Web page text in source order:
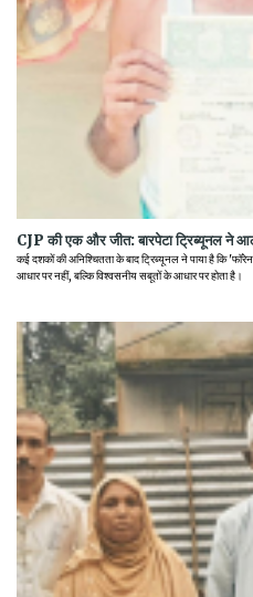
CJP की एक और जीत: बारपेटा ट्रिब्यूनल ने
कई दशकों की अनिश्चितता के बाद ट्रिब्यूनल ने पाया है कि
आधार पर नहीं, बल्कि विश्वसनीय सबूतों के आधार पर होता है।